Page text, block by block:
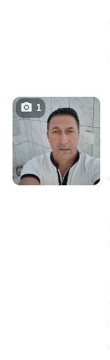
1